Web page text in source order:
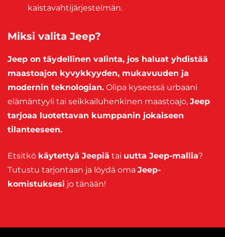
kaistavahtijärjestelmän.
Miksi valita Jeep?
Jeep on täydellinen valinta, jos haluat yhdistää
maastoajon kyvykkyyden, mukavuuden ja
modernin teknologian. Olipa kyseessä urbaani
elämäntyyli tai seikkailuhenkinen maastoajo, Jeep
tarjoaa luotettavan kumppanin jokaiseen
tilanteeseen.
Etsitkö käytettyä Jeepiä tai uutta Jeep-mallia?
Tutustu tarjontaan ja löydä oma Jeep-
komistuksesi jo tänään!